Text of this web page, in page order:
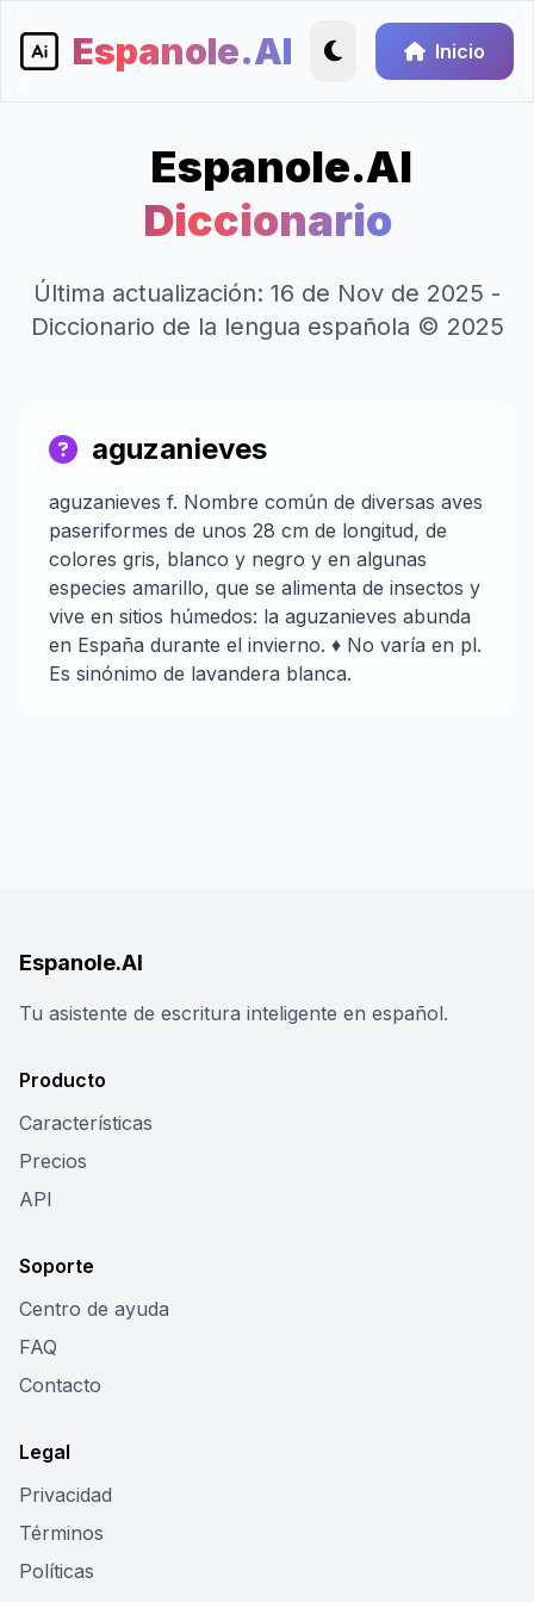
Espanole.AI Inicio
Espanole.AI
Diccionario
Última actualización: 16 de Nov de 2025 -
Diccionario de la lengua española © 2025
aguzanieves
aguzanieves f. Nombre común de diversas aves
paseriformes de unos 28 cm de longitud, de
colores gris, blanco y negro y en algunas
especies amarillo, que se alimenta de insectos y
vive en sitios húmedos: la aguzanieves abunda
en España durante el invierno. ♦ No varía en pl.
Es sinónimo de lavandera blanca.
Espanole.AI
Tu asistente de escritura inteligente en español.
Producto
Características
Precios
API
Soporte
Centro de ayuda
FAQ
Contacto
Legal
Privacidad
Términos
Políticas